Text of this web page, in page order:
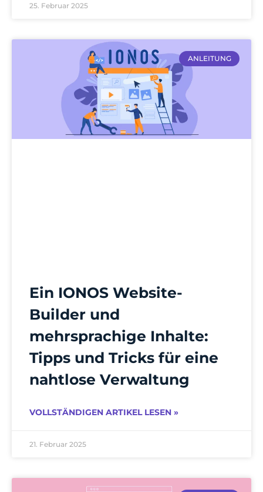
25. Februar 2025
ANLEITUNG
Ein IONOS Website-
Builder und
mehrsprachige Inhalte:
Tipps und Tricks für eine
nahtlose Verwaltung
VOLLSTÄNDIGEN ARTIKEL LESEN »
21. Februar 2025